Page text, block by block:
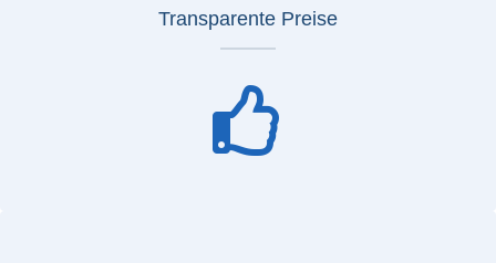
Transparente Preise